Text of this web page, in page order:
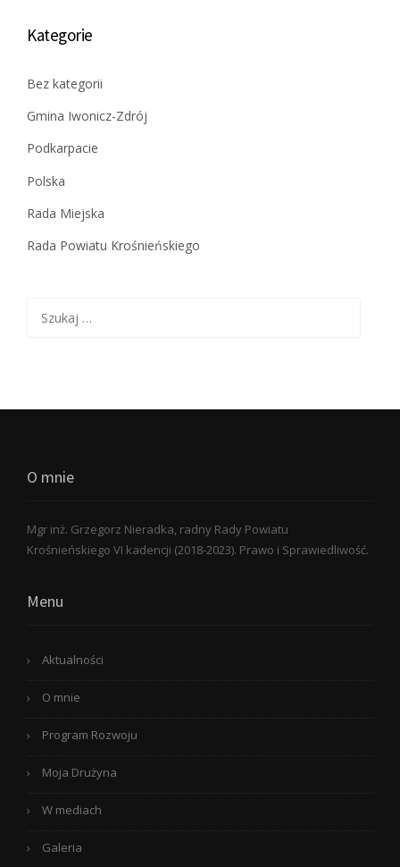
Kategorie
Bez kategorii
Gmina Iwonicz-Zdrój
Podkarpacie
Polska
Rada Miejska
Rada Powiatu Krośnieńskiego
O mnie
Mgr inż. Grzegorz Nieradka, radny Rady Powiatu
Krośnieńskiego VI kadencji (2018-2023). Prawo i Sprawiedliwość.
Menu
Aktualności
O mnie
Program Rozwoju
Moja Drużyna
W mediach
Galeria